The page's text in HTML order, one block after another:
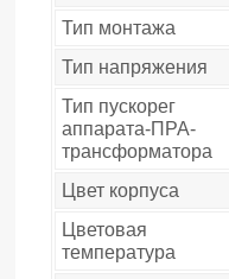
Тип монтажа
Тип напряжения
Тип пускорег
аппарата-ПРА-
трансформатора
Цвет корпуса
Цветовая
температура